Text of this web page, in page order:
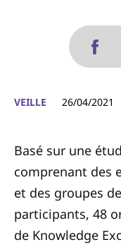
VEILLE 26/04/2021
Basé sur une
comprenant des
et des groupes
participants, 48
de Knowledge